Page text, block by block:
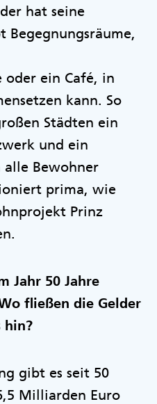
hat seine
Begegnungsräume,
oder ein Café, in
kann. So
Städten ein
und ein
Bewohner
prima, wie
Prinz
Jahr 50 Jahre
fließen die Gelder
hin?
gibt es seit 50
Milliarden Euro